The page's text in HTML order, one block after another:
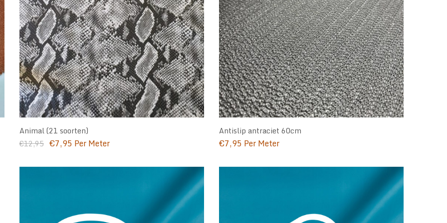
Animal (21 soorten)
€12,95 Oorspronkelijke
€7,95 Huidige
Per Meter
Antislip antraciet 60cm
€7,95 Per Meter